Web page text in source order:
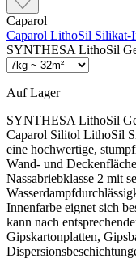
Caparol
Caparol LithoSil Silikat-
SYNTHESA LithoSil
Auf Lager
SYNTHESA LithoSil
Caparol Silitol LithoSil Silikat-Innenfarbe Caparol Silitol LithoSil ist eine hochwertige, stumpfmatte Einkomponenten-Silikatfarbe für Wand- und Deckenflächen im Innenbereich. Sie verbindet Nassabriebklasse 2 mit sehr gutem Deckvermögen und einer hohen Wasserdampfdurchlässigkeit. Die konservierungsmittelfreie weiße Innenfarbe eignet sich besonders für mineralische Untergründe, kann nach entsprechender Vorbereitung aber auch auf Gipsputz, Gipskartonplatten, Gipsbauplatten und tragfähigen matten Dispersionsbeschichtungen eingesetzt werden. Leistungsstarke Innenfarbe Nassabriebklasse 2 Deckvermögen Klasse 1 Stumpfmatte Oberfläche Sehr leichte Verarbeitung Hoch diffusionsfähig Geeignet für Wohn- und Schlafräume Schulen und Kindergärten Krankenhäuser Öffentliche Gebäude Mineralische Wand- und Deckenflächen Nicht geeignet für Lackierte Flächen Kunststoffoberflächen Holz und Holzwerkstoffe Untergründe mit Salzausblühungen Feuchte oder nicht tragfähige Flächen Die richtige Grundierung hängt vom Untergrund ab: CaPriSil Fassaden Grund wird laut aktuellem Datenblatt auf stark saugenden mineralischen Flächen sowie auf geeigneten Lehmputzen eingesetzt. Für Gipskartonplatten sind Security Primer Roll-On oder Primalon Tiefgrund LF vorgesehen. Platten mit wasserlöslichen, verfärbenden Inhaltsstoffen benötigen Primalon Filtergrund fein. Was macht Silitol LithoSil besonders? Reinigungsfähige Oberfläche Nassabriebklasse 2 ermöglicht nach vollständiger Durchtrocknung eine vorsichtige feuchte Reinigung mit einem weichen Tuch oder Schwamm. Sehr gutes Deckvermögen Deckvermögen Klasse 1 sorgt auf gleichmäßig vorbereiteten Untergründen für eine hohe Deckleistung. Bei starken Farbkontrasten ist ein zusätzlicher Grundanstrich notwendig. Hoher Feuchtigkeitsaustausch Mit einem sd-Wert unter 0,03 m bleibt die Beschichtung hoch wasserdampfdurchlässig und erhält den Feuchtigkeitsaustausch geeigneter Untergründe. Wirkung der natürlichen Alkalität Die natürliche Alkalität des Bindemittels behindert die Vermehrung beziehungsweise das Wachstum von Bakterien und Pilzen. Das ist eine materialbedingte Eigenschaft der Silikatbeschichtung. LithoSil ist jedoch keine Sanierungslösung für vorhandenen Schimmel. Sichtbarer Befall muss entfernt, die betroffene Fläche behandelt und vor allem die Feuchteursache dauerhaft behoben werden. Passt LithoSil zu deinem Projekt? Das Produkt passt, wenn … eine hochwertige stumpfmatte Innenfarbe gesucht wird